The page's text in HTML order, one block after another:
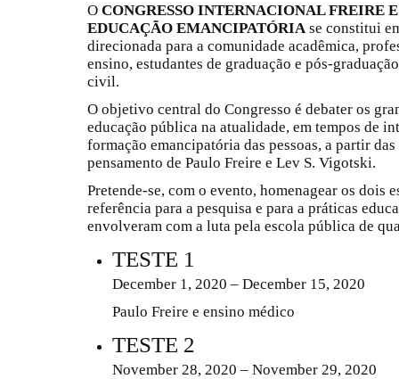
O CONGRESSO INTERNACIONAL FREIRE
EDUCAÇÃO EMANCIPATÓRIA se constitui
direcionada para a comunidade acadêmica,
ensino, estudantes de graduação e pós-
civil.
O objetivo central do Congresso é debater os
educação pública na atualidade, em tempos de
formação emancipatória das pessoas, a partir
pensamento de Paulo Freire e Lev S. Vigotski.
Pretende-se, com o evento, homenagear os dois
referência para a pesquisa e para a práticas
envolveram com a luta pela escola pública de
TESTE 1
December 1, 2020 – December 15, 2020
Paulo Freire e ensino médico
TESTE 2
November 28, 2020 – November 29, 2020